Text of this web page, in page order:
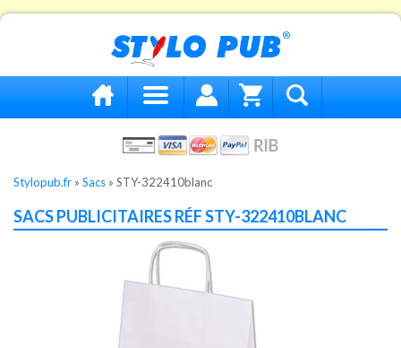
Stylopub.fr » Sacs » STY-322410blanc
SACS PUBLICITAIRES RÉF STY-322410BLANC